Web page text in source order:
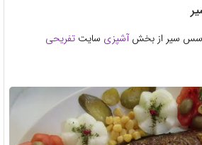
سس سیر از بخشآشپزی سایت تفریحی